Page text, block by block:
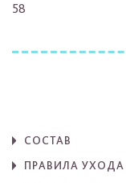
58
СОСТАВ
ПРАВИЛА УХОДА